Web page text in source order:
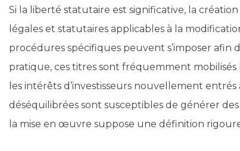
Si la liberté statutaire est significative, la
légales et statutaires applicables à la
procédures spécifiques peuvent s’imposer afin
pratique, ces titres sont fréquemment
les intérêts d’investisseurs nouvellement
déséquilibrées sont susceptibles de générer
la mise en œuvre suppose une définition